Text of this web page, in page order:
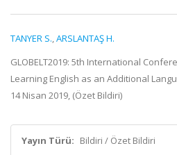
TANYER S.,ARSLANTAŞ H.
GLOBELT2019: 5th International
Learning English as an Additional
14 Nisan 2019, (Özet Bildiri)
Yayın Türü: Bildiri / Özet Bildiri